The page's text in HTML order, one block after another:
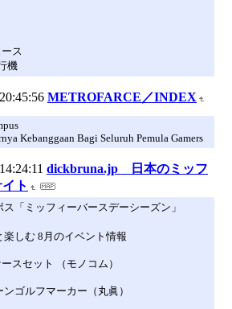
ス
機
METROFARCE／INDEX
Kebanggaan Bagi Seluruh Pemula Gamers
dickbruna.jp 日本のミッフ
ト
「ミッフィーバースデーシーズン」
楽しむ 8月のイベント情報
スセット （モノコム）
ゴルフマーカー（丸眞）